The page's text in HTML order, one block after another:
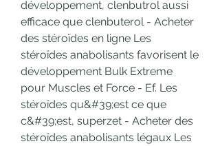
développement, clenbutrol aussi
efficace que clenbuterol - Acheter
des stéroïdes en ligne Les
stéroïdes anabolisants favorisent le
développement Bulk Extreme
pour Muscles et Force - Ef. Les
stéroïdes qu&#39;est ce que
c&#39;est, superzet - Acheter des
stéroïdes anabolisants légaux Les